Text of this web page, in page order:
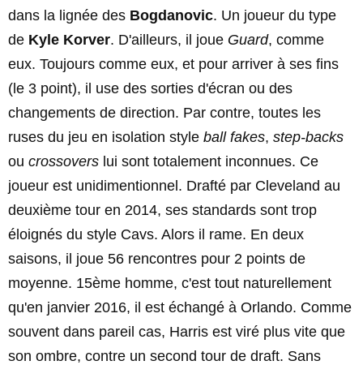
dans la lignée des Bogdanovic. Un joueur du type
de Kyle Korver. D'ailleurs, il joue Guard, comme
eux. Toujours comme eux, et pour arriver à ses fins
(le 3 point), il use des sorties d'écran ou des
changements de direction. Par contre, toutes les
ruses du jeu en isolation style ball fakes, step-backs
ou crossovers lui sont totalement inconnues. Ce
joueur est unidimentionnel. Drafté par Cleveland au
deuxième tour en 2014, ses standards sont trop
éloignés du style Cavs. Alors il rame. En deux
saisons, il joue 56 rencontres pour 2 points de
moyenne. 15ème homme, c'est tout naturellement
qu'en janvier 2016, il est échangé à Orlando. Comme
souvent dans pareil cas, Harris est viré plus vite que
son ombre, contre un second tour de draft. Sans